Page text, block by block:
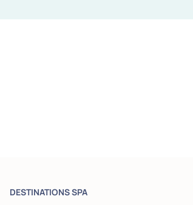
DESTINATIONS SPA